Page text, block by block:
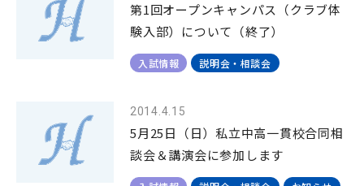
第1回オープンキャンパス（クラブ体
験入部）について（終了）
入試情報 説明会・相談会
2014.4.15
5月25日（日）私立中高一貫校合同相
談会＆講演会に参加します